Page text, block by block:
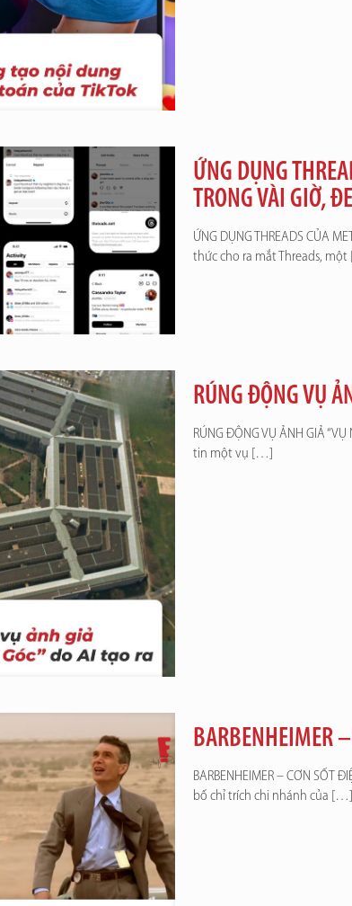
ỨNG DỤNG
TRONG VÀI GIỜ,
ỨNG DỤNG THREADS CỦA
thức cho ra mắt Threads, một
RÚNG ĐỘNG VỤ
RÚNG ĐỘNG VỤ ẢNH GIẢ
tin một vụ […]
BARBENHEIMER
BARBENHEIMER – CƠN SỐT
bố chỉ trích chi nhánh của […]